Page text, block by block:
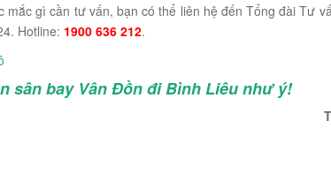
gì cần tư vấn, bạn có thể liên hệ đến Tổng đài Tư
Hotline: 1900 636 212.
sân bay Vân Đồn đi Bình Liêu như ý!